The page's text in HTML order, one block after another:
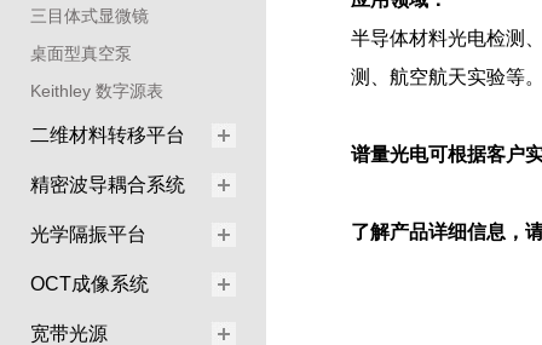
三目体式显微镜
桌面型真空泵
Keithley 数字源表
二维材料转移平台
精密波导耦合系统
光学隔振平台
OCT成像系统
宽带光源
半导体材料光电检测
测、航空航天实验等
谱量光电可根据客户
了解产品详细信息，